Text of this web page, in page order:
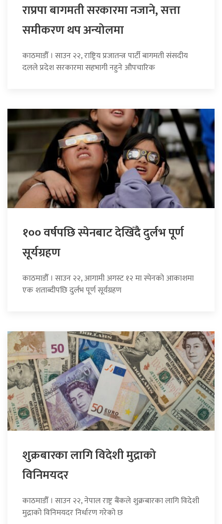
राप्रपा बागमती सरकारमा नजाने, सत्ता
समीकरण थप अन्योलमा
काठमाडौँ । साउन २२, राष्ट्रिय प्रजातन्त्र पार्टी बागमती संसदीय
दलले प्रदेश सरकारमा सहभागी नहुने औपचारिक
१०० वर्षपछि स्पेनबाट देखिँदै दुर्लभ पूर्ण
सूर्यग्रहण
काठमाडौँ । साउन २२, आगामी अगस्ट १२ मा स्पेनको आकाशमा
एक शताब्दीपछि दुर्लभ पूर्ण सूर्यग्रहण
शुक्रबारका लागि विदेशी मुद्राको
विनिमयदर
काठमाडौँ । साउन २२, नेपाल राष्ट्र बैंकले शुक्रबारका लागि विदेशी
मुद्राको विनिमयदर निर्धारण गरेको छ